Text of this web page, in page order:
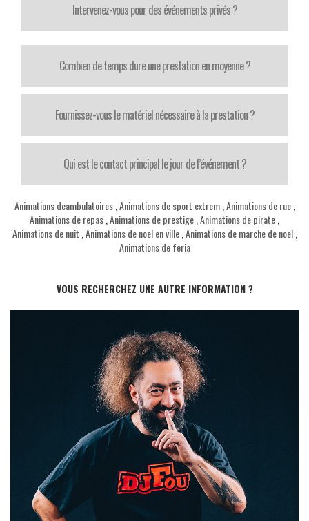
Intervenez-vous pour des événements privés ?
Combien de temps dure une prestation en moyenne ?
Fournissez-vous le matériel nécessaire à la prestation ?
Qui est le contact principal le jour de l’événement ?
Animations deambulatoires, Animations de sport extrem, Animations de rue,
Animations de repas Animations de prestige Animations de pirate
Animations de nuit Animations de noel en ville, Animations de marche de noel,
Animations de feria
VOUS RECHERCHEZ UNE AUTRE INFORMATION ?